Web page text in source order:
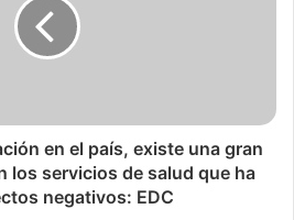
en el país, existe una gran
los servicios de salud que ha
negativos: EDC